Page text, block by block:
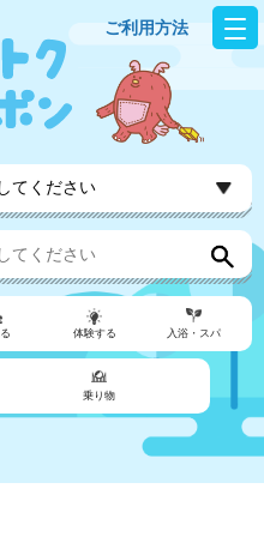
ご利用方法
てください
体験する 入浴・スパ
乗り物